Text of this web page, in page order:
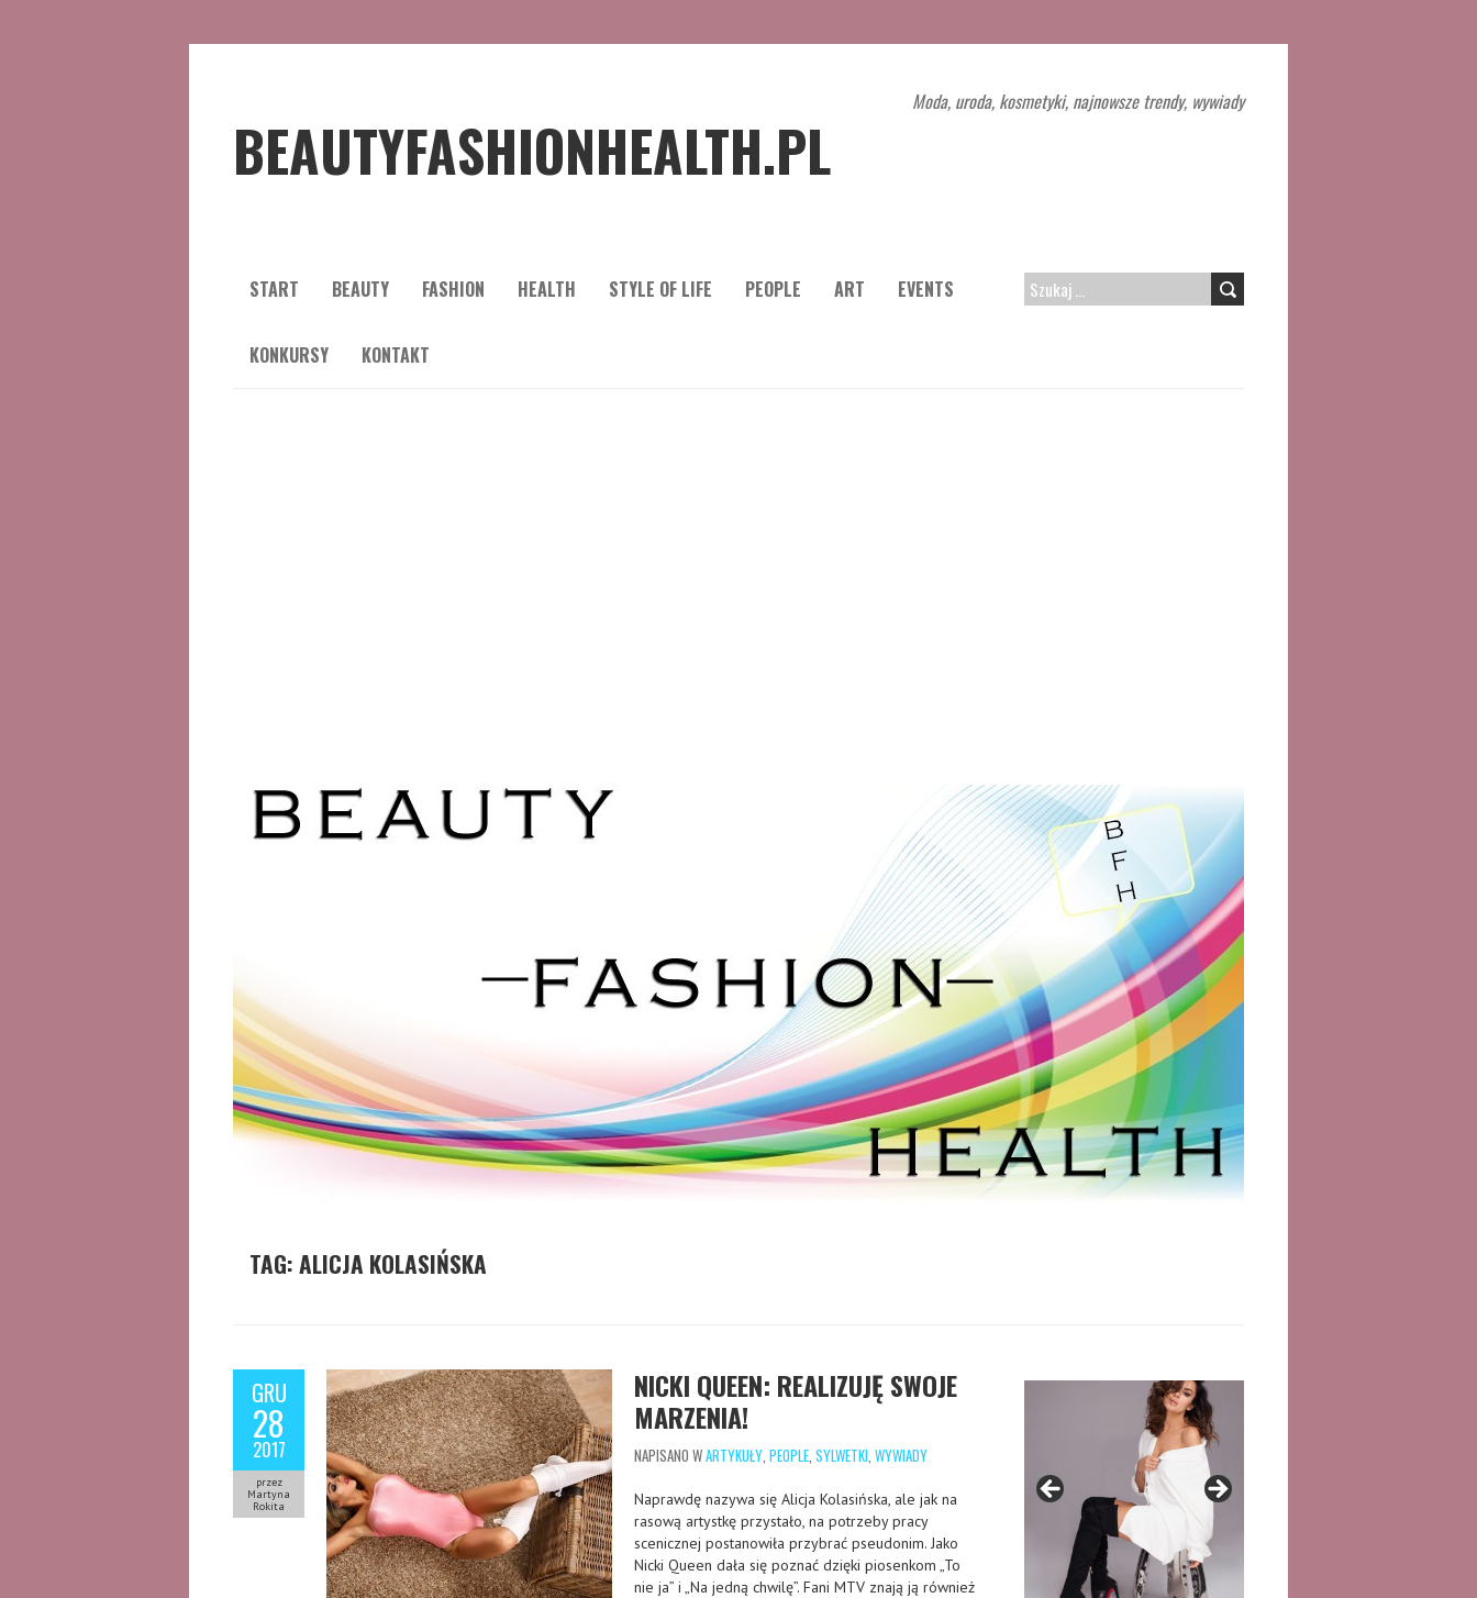
BEAUTYFASHIONHEALTH.PL
Moda, uroda, kosmetyki, najnowsze trendy, wywiady
START BEAUTY FASHION HEALTH STYLE OF LIFE PEOPLE ART EVENTS
KONKURSY KONTAKT
SZUKAJ:
TAG:ALICJA KOLASIŃSKA
GRU
28
2017
przez
Martyna
Rokita
NICKI QUEEN: REALIZUJĘ SWOJE
MARZENIA!
NAPISANO WARTYKUŁY, PEOPLE, SYLWETKI, WYWIADY
Naprawdę nazywa się Alicja Kolasińska, ale jak na
rasową artystkę przystało, na potrzeby pracy
scenicznej postanowiła przybrać pseudonim. Jako
Nicki Queen dała się poznać dzięki piosenkom „To
nie ja” i „Na jedną chwilę”. Fani MTV znają ją również